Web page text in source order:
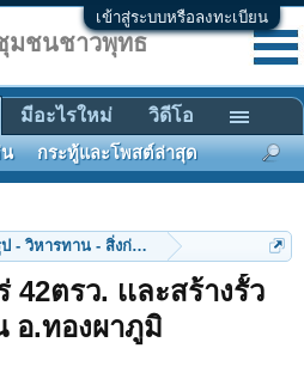
เข้าสู่ระบบหรือลงทะเบียน
- วิหารทาน - สิ่งก่อสร้าง
ตรว. เเละสร้างรั้ว
อ.ทองผาภูมิ
มชนชาวพุทธ
น กระทู้และโพสต์ล่าสุด
มีอะไรใหม่ วิดีโอ